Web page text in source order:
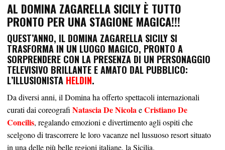
AL DOMINA ZAGARELLA SICILY È TUTTO
PRONTO PER UNA STAGIONE MAGICA!!!
QUEST’ANNO, IL DOMINA ZAGARELLA SICILY SI
TRASFORMA IN UN LUOGO MAGICO, PRONTO A
SORPRENDERE CON LA PRESENZA DI UN PERSONAGGIO
TELEVISIVO BRILLANTE E AMATO DAL PUBBLICO:
L’ILLUSIONISTA HELDIN.
Da diversi anni, il Domina ha offerto spettacoli internazionali
curati dai coreografiNatascia De NicolaeCristiano De
Concilis, regalando emozioni e divertimento agli ospiti che
scelgono di trascorrere le loro vacanze nel lussuoso resort situato
in una delle più belle regioni italiane, la Sicilia.